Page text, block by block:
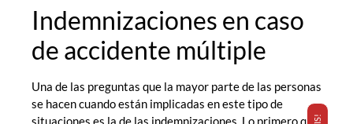
Indemnizaciones en caso
de accidente múltiple
Una de las preguntas que la mayor parte de las personas
se hacen cuando están implicadas en este tipo de
situaciones es la de las indemnizaciones. Lo primero que